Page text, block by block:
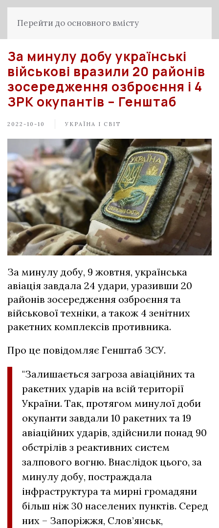
Перейти до основного вмісту
За минулу добу українські
військові вразили 20 районів
зосередження озброєння і 4
ЗРК окупантів – Генштаб
2022-10-10 УКРАЇНА І СВІТ
За минулу добу, 9 жовтня, українська
авіація завдала 24 удари, уразивши 20
районів зосередження озброєння та
військової техніки, а також 4 зенітних
ракетних комплексів противника.
Про це повідомляє Генштаб ЗСУ.
"Залишається загроза авіаційних та
ракетних ударів на всій території
України. Так, протягом минулої доби
окупанти завдали 10 ракетних та 19
авіаційних ударів, здійснили понад 90
обстрілів з реактивних систем
залпового вогню. Внаслідок цього, за
минулу добу, постраждала
інфраструктура та мирні громадяни
більш ніж 30 населених пунктів. Серед
них – Запоріжжя, Слов’янськ,